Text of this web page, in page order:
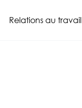
Relations au travail